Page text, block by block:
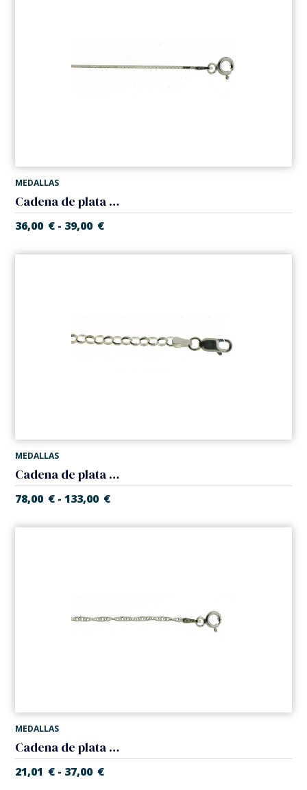
MEDALLAS
Cadena de plata de Ley modelo 'Cola'. Grosor 0,90 mm
36,00 € - 39,00 €
MEDALLAS
Cadena de plata de Ley modelo 'Rolo'. Grosor 3,40 mm
78,00 € - 133,00 €
MEDALLAS
Cadena de plata de Ley modelo 'Asia'. Grosor 1,50 mm
21,01 € - 37,00 €